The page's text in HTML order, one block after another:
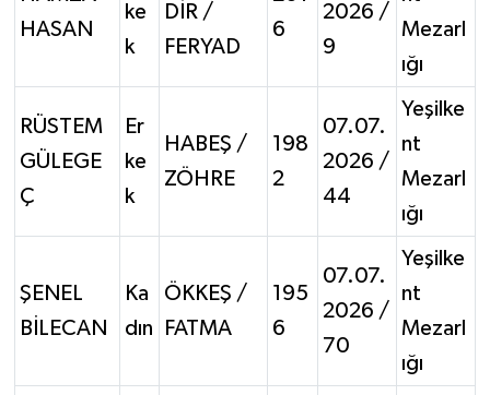
HASAN
ke
k
DİR /
FERYAD
6
2026 /
9
Mezarl
ığı
RÜSTEM
GÜLEGE
Ç
Er
ke
k
HABEŞ /
ZÖHRE
198
2
07.07.
2026 /
44
Yeşilke
nt
Mezarl
ığı
ŞENEL
BİLECAN
Ka
dın
ÖKKEŞ /
FATMA
195
6
07.07.
2026 /
70
Yeşilke
nt
Mezarl
ığı